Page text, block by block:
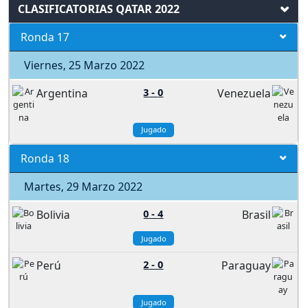
CLASIFICATORIAS QATAR 2022
Ronda 17
Viernes, 25 Marzo 2022
Argentina
3 -0 Venezuela
Jugado
Ronda 18
Martes, 29 Marzo 2022
Bolivia
0 -4 Brasil
Jugado
Perú 2 -0 Paraguay
Jugado